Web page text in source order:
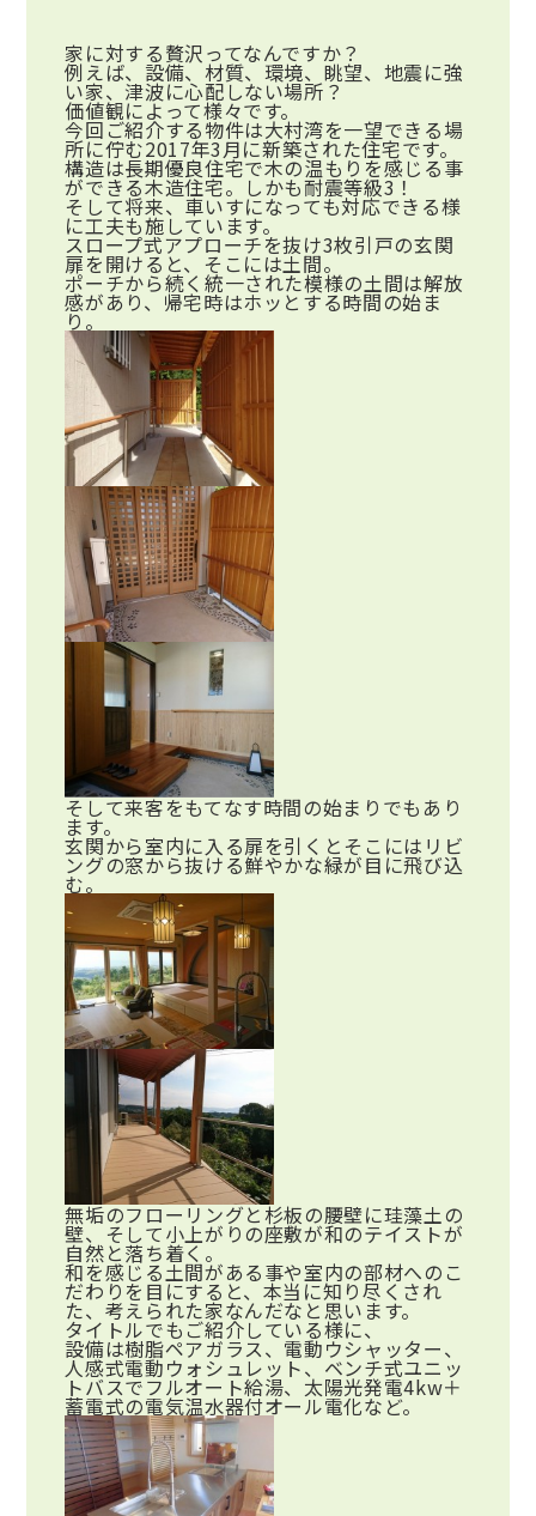
家に対する贅沢ってなんですか？
例えば、設備、材質、環境、眺望、地震に強
い家、津波に心配しない場所？
価値観によって様々です。
今回ご紹介する物件は大村湾を一望できる場
所に佇む2017年3月に新築された住宅です。
構造は長期優良住宅で木の温もりを感じる事
ができる木造住宅。しかも耐震等級3！
そして将来、車いすになっても対応できる様
に工夫も施しています。
スロープ式アプローチを抜け3枚引戸の玄関
扉を開けると、そこには土間。
ポーチから続く統一された模様の土間は解放
感があり、帰宅時はホッとする時間の始ま
り。
そして来客をもてなす時間の始まりでもあり
ます。
玄関から室内に入る扉を引くとそこにはリビ
ングの窓から抜ける鮮やかな緑が目に飛び込
む。
無垢のフローリングと杉板の腰壁に珪藻土の
壁、そして小上がりの座敷が和のテイストが
自然と落ち着く。
和を感じる土間がある事や室内の部材へのこ
だわりを目にすると、本当に知り尽くされ
た、考えられた家なんだなと思います。
タイトルでもご紹介している様に、
設備は樹脂ペアガラス、電動ウシャッター、
人感式電動ウォシュレット、ベンチ式ユニッ
トバスでフルオート給湯、太陽光発電4kw＋
蓄電式の電気温水器付オール電化など。